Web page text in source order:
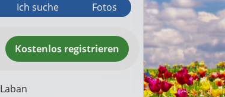
Ich suche Fotos
Kostenlos registrieren
Laban